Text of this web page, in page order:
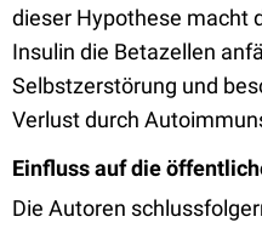
dieser Hypothese macht
Insulin die Betazellen
Selbstzerstörung und
Verlust durch
Einfluss auf die
Die Autoren